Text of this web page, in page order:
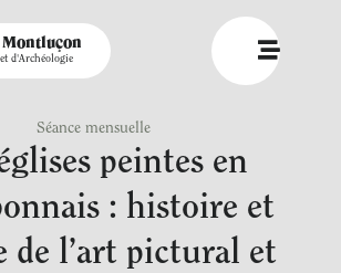
Montluçon
d'Archéologie
Séance mensuelle
peintes en
: histoire et
de l’art pictural et